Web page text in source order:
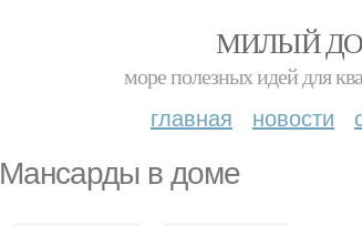
МИЛЫЙ
море полезных идей для
главная новости
Мансарды в доме